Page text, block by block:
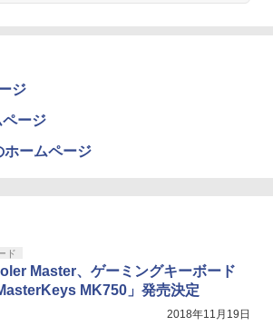
￥11,849
【純正品】DualSense ワイヤレスコン
【純正品】DualSense ワイヤレスコン
トローラー(CFI-ZCT2J)
【純正品】Xbox ワイヤレス コントロー
【純正品】Xbox 充電式バッテリー + US
マスター TH8S シフター - PC、PS4、P
S5、PS5 Pro、Xbox One、Xbox Serie
s X|S 対応の高精度 H パターン シフター
(オリジナル特典:オリジナル巾着＋メー
カー特典:【坤と離】二振りの剣、十翼よ
り来たる！スタジオ描き下ろしイラスト
ボード付) [Blu-ray]
￥10,780
￥8,698
ジ
ージ
ームページ
ド
Master、ゲーミングキーボード
MK750」発売決定
2018年11月19日